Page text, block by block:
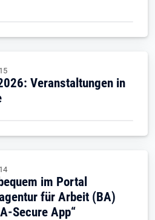
15
Veranstaltungen in
14
im Portal
für Arbeit (BA)
Secure App“